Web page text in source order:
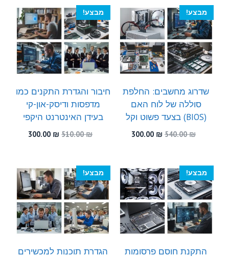
450.00 ₪.
300.00 ₪.
530.00 ₪.
300.00 ₪.
מבצע!
שדרוג מחשבים: החלפת
סוללה של לוח האם
(BIOS) בצעד פשוט וקל
540.00₪
המחיר
540.00 ₪.
300.00 ₪
300.00 ₪.
מבצע!
חיבור והגדרת התקנים כמו
מדפסות ודיסק-און-קי
בעידן האינטרנט היקפי
510.00₪
המחיר
510.00 ₪.
300.00 ₪
המחיר
300.00 ₪.
מבצע!
התקנת חוסם פרסומות
מבצע!
הגדרת תוכנות למכשירים